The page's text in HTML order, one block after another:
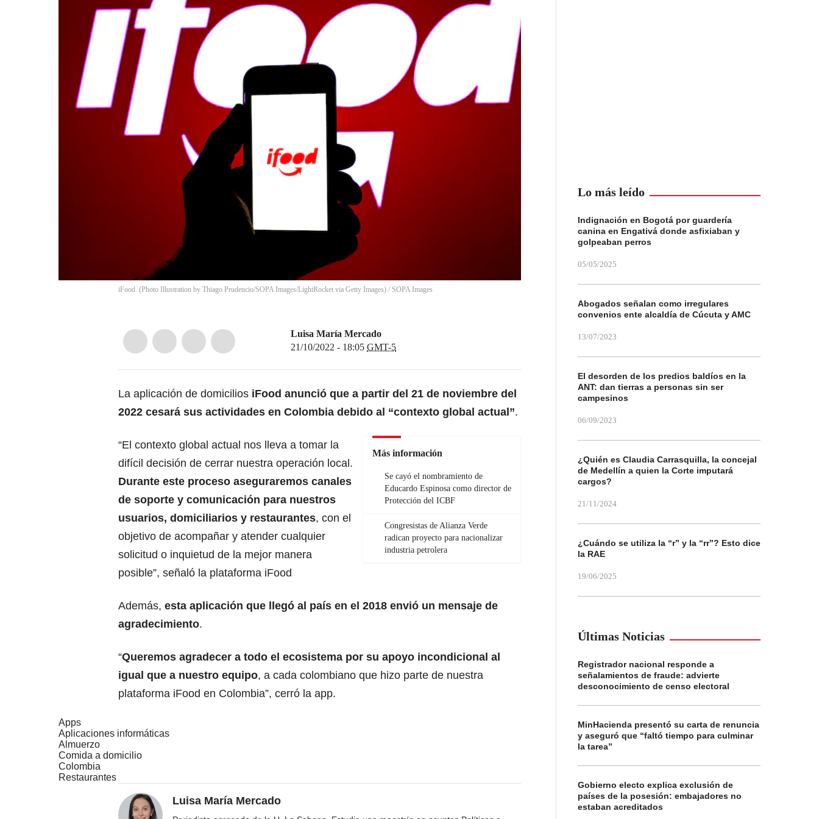
iFood. (Photo Illustration by Thiago Prudencio/SOPA Images/LightRocket via Getty Images) / SOPA Images
Luisa María Mercado
21/10/2022 - 18:05 GMT-5
La aplicación de domicilios iFood anunció que a partir del 21 de noviembre del
2022 cesará sus actividades en Colombia debido al “contexto global actual”.
Más información
Se cayó el nombramiento de
Educardo Espinosa como director de
Protección del ICBF
Congresistas de Alianza Verde
radican proyecto para nacionalizar
industria petrolera
“El contexto global actual nos lleva a tomar la
difícil decisión de cerrar nuestra operación local.
Durante este proceso aseguraremos canales
de soporte y comunicación para nuestros
usuarios, domiciliarios y restaurantes, con el
objetivo de acompañar y atender cualquier
solicitud o inquietud de la mejor manera
posible”, señaló la plataforma iFood
Además, esta aplicación que llegó al país en el 2018 envió un mensaje de
agradecimiento.
“Queremos agradecer a todo el ecosistema por su apoyo incondicional al
igual que a nuestro equipo, a cada colombiano que hizo parte de nuestra
plataforma iFood en Colombia”, cerró la app.
Apps
Aplicaciones informáticas
Almuerzo
Comida a domicilio
Colombia
Restaurantes
Luisa María Mercado
Lo más leído
Indignación en Bogotá por guardería
canina en Engativá donde asfixiaban y
golpeaban perros
05/05/2025
Abogados señalan como irregulares
convenios ente alcaldía de Cúcuta y AMC
13/07/2023
El desorden de los predios baldíos en la
ANT: dan tierras a personas sin ser
campesinos
06/09/2023
¿Quién es Claudia Carrasquilla, la concejal
de Medellín a quien la Corte imputará
cargos?
21/11/2024
¿Cuándo se utiliza la “r” y la “rr”? Esto dice
la RAE
19/06/2025
Últimas Noticias
Registrador nacional responde a
señalamientos de fraude: advierte
desconocimiento de censo electoral
MinHacienda presentó su carta de renuncia
y aseguró que “faltó tiempo para culminar
la tarea”
Gobierno electo explica exclusión de
países de la posesión: embajadores no
estaban acreditados